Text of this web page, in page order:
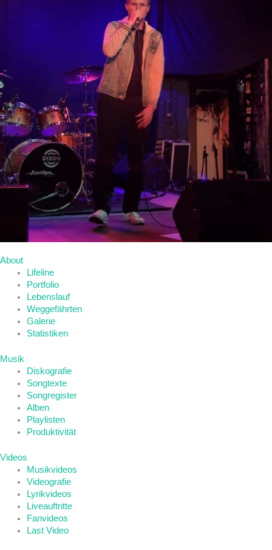
About
Lifeline
Portfolio
Lebenslauf
Weggefährten
Galerie
Statistiken
Musik
Diskografie
Songtexte
Songregister
Alben
Playlisten
Produktivität
Videos
Musikvideos
Videografie
Lyrikvideos
Liveauftritte
Fanvideos
Last Video